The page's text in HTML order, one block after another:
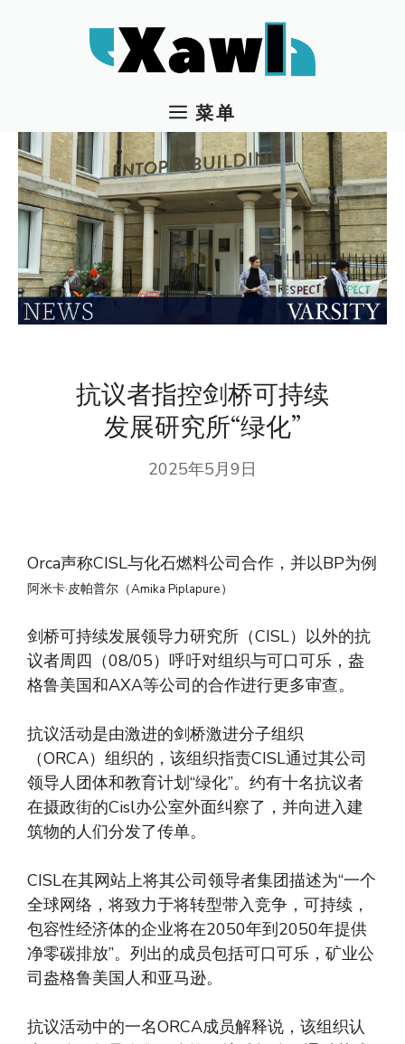
菜单
抗议者指控剑桥可持续
发展研究所“绿化”
2025年5月9日
Orca声称CISL与化石燃料公司合作，并以BP为例
阿米卡·皮帕普尔（Amika Piplapure）
剑桥可持续发展领导力研究所（CISL）以外的抗
议者周四（08/05）呼吁对组织与可口可乐，盎
格鲁美国和AXA等公司的合作进行更多审查。
抗议活动是由激进的剑桥激进分子组织
（ORCA）组织的，该组织指责CISL通过其公司
领导人团体和教育计划“绿化”。约有十名抗议者
在摄政街的Cisl办公室外面纠察了，并向进入建
筑物的人们分发了传单。
CISL在其网站上将其公司领导者集团描述为“一个
全球网络，将致力于将转型带入竞争，可持续，
包容性经济体的企业将在2050年到2050年提供
净零碳排放”。列出的成员包括可口可乐，矿业公
司盎格鲁美国人和亚马逊。
抗议活动中的一名ORCA成员解释说，该组织认